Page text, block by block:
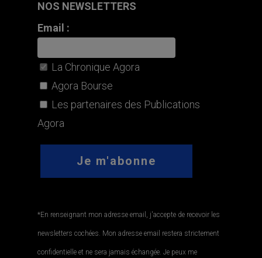
NOS NEWSLETTERS
Email :
La Chronique Agora
Agora Bourse
Les partenaires des Publications
Agora
*En renseignant mon adresse email, j'accepte de recevoir les
newsletters cochées. Mon adresse email restera strictement
confidentielle et ne sera jamais échangée. Je peux me